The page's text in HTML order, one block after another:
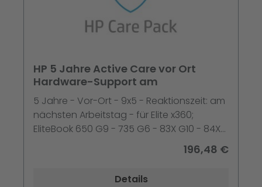
HP 5 Jahre Active Care vor Ort
Hardware-Support am
5 Jahre - Vor-Ort - 9x5 - Reaktionszeit: am
nächsten Arbeitstag - für Elite x360;
EliteBook 650 G9 - 735 G6 - 83X G10 - 84X
G10 - 860 G11 - 86X G10; EliteBook x360196,48 €
Details